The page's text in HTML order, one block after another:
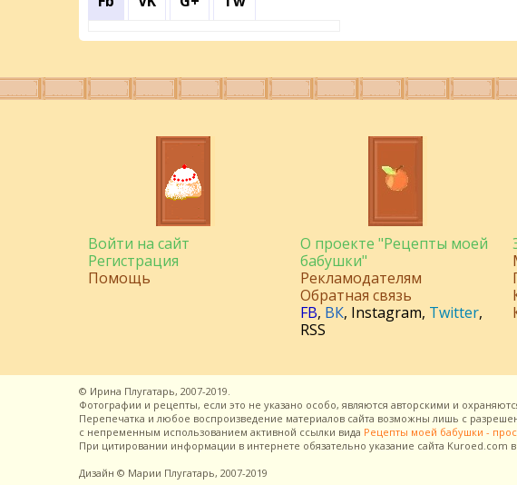
Войти на сайт
Регистрация
Помощь
О проекте "Рецепты моей
бабушки"
Рекламодателям
Обратная связь
FB, ВК, Instagram, Twitter,
RSS
© Ирина Плугатарь, 2007-2019.
Фотографии и рецепты, если это не указано особо, являются авторскими и
Перепечатка и любое воспроизведение материалов сайта возможны лишь с
с непременным использованием активной ссылки вида Рецепты моей бабушки -
При цитировании информации в интернете обязательно указание сайта Kuroed.com
Дизайн © Марии Плугатарь, 2007-2019